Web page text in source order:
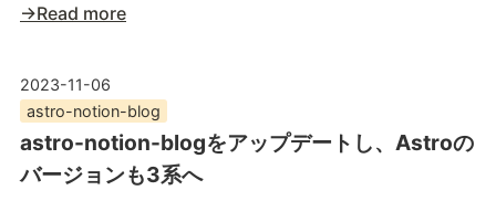
→Read more
2023-11-06
astro-notion-blog
astro-notion-blogをアップデートし、Astroの
バージョンも3系へ